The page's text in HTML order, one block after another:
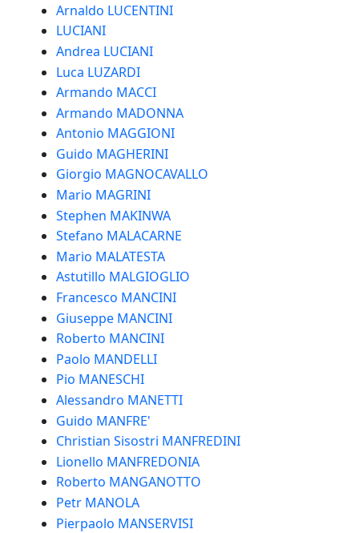
Arnaldo LUCENTINI
LUCIANI
Andrea LUCIANI
Luca LUZARDI
Armando MACCI
Armando MADONNA
Antonio MAGGIONI
Guido MAGHERINI
Giorgio MAGNOCAVALLO
Mario MAGRINI
Stephen MAKINWA
Stefano MALACARNE
Mario MALATESTA
Astutillo MALGIOGLIO
Francesco MANCINI
Giuseppe MANCINI
Roberto MANCINI
Paolo MANDELLI
Pio MANESCHI
Alessandro MANETTI
Guido MANFRE'
Christian Sisostri MANFREDINI
Lionello MANFREDONIA
Roberto MANGANOTTO
Petr MANOLA
Pierpaolo MANSERVISI